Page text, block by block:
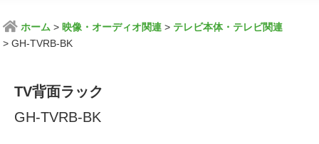
ホーム 映像・オーディオ関連
テレビ本体・テレビ関連
GH-TVRB-BK
TV背面ラック
GH-TVRB-BK